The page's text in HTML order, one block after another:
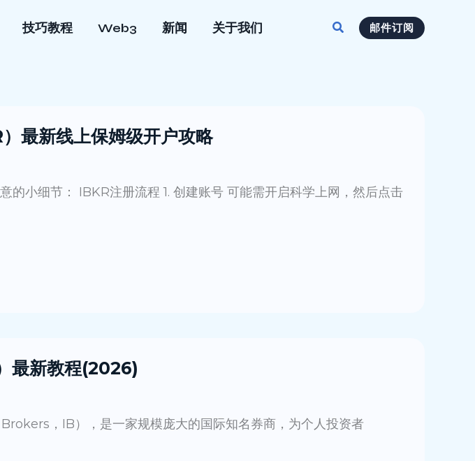
技巧教程 Web3 新闻 关于我们
搜
邮件订阅
最新线上保姆级开户攻略
的小细节： IBKR注册流程 1. 创建账号 可能需开启科学上网，然后点击
最新教程(2026)
，IB），是一家规模庞大的国际知名券商，为个人投资者